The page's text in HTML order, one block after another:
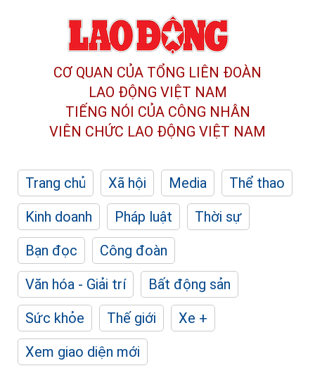
CƠ QUAN CỦA TỔNG LIÊN ĐOÀN
LAO ĐỘNG VIỆT NAM
TIẾNG NÓI CỦA CÔNG NHÂN
VIÊN CHỨC LAO ĐỘNG VIỆT NAM
Trang chủ Xã hội Media
Thể thao
Kinh doanh
Pháp luật
Thời sự
Bạn đọc
Công đoàn
Văn hóa - Giải trí
Bất động sản
Sức khỏe
Thế giới
Xe +
Xem giao diện mới